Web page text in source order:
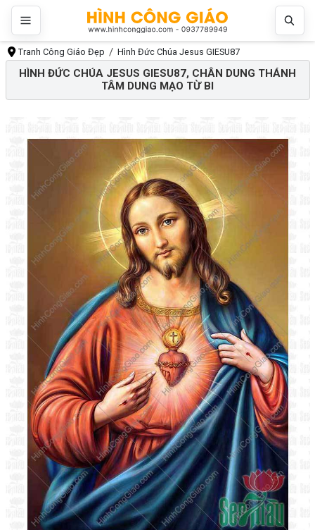
Tranh Công Giáo Đẹp Hình Đức Chúa Jesus GIESU87
HÌNH ĐỨC CHÚA JESUS GIESU87, CHÂN DUNG THÁNH
TÂM DUNG MẠO TỪ BI